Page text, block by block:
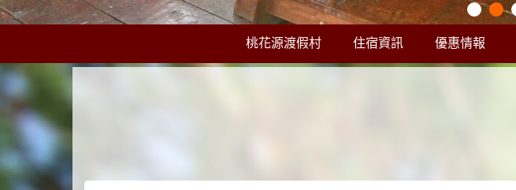
桃花源渡假村 住宿資訊 優惠情報